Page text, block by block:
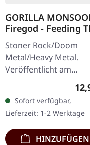
GORILLA
Firegod - Feeding
Beast | CD
Stoner Rock/Doom
Metal/Heavy Metal.
Veröffentlicht am
11.05.2018, auf
Chaos Records. CD im
Jewelcase mit 8-
Booklet. Das dritte
Album…
Sofort verfügbar,
Lieferzeit: 1-2 Werktage
HINZUFÜGEN